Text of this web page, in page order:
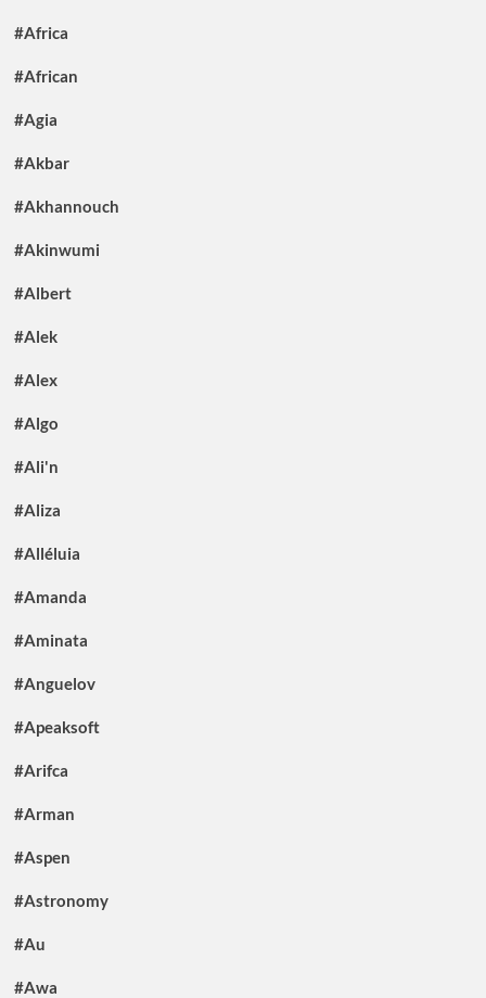
#Africa
#African
#Agia
#Akbar
#Akhannouch
#Akinwumi
#Albert
#Alek
#Alex
#Algo
#Ali'n
#Aliza
#Alléluia
#Amanda
#Aminata
#Anguelov
#Apeaksoft
#Arifca
#Arman
#Aspen
#Astronomy
#Au
#Awa